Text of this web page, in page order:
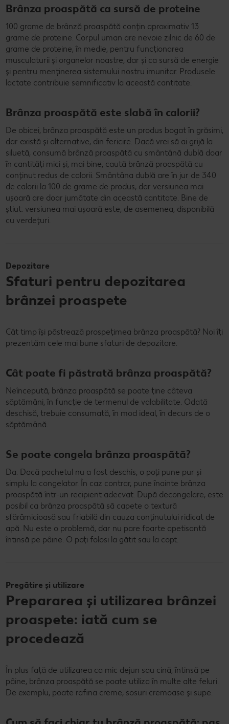
Brânza proaspătă ca sursă de proteine
100 grame de brânză proaspătă conțin aproximativ 13
grame de proteine. Corpul uman are nevoie zilnic de 60 de
grame de proteine, în medie, pentru funcționarea
musculaturii și organelor noastre, dar și ca sursă de energie
și pentru menținerea sistemului nostru imunitar. Produsele
lactate contribuie semnificativ la această cantitate.
Brânza proaspătă este slabă în calorii?
De obicei, brânza proaspătă este un produs bogat în grăsimi,
dar există și alternative, din fericire. Dacă vrei să ai grijă la
siluetă, consumă brânză proaspătă cu smântână dublă doar
în cantități mici și, mai bine, caută brânză proaspătă cu
conținut redus de calorii. Smântâna dublă are în jur de 340
de calorii la 100 de grame de produs, dar versiunea mai
ușoară are doar jumătate din această cantitate. Bine de
știut: versiunea mai ușoară este, de asemenea, disponibilă
cu verdețuri.
Depozitare
Sfaturi pentru depozitarea
brânzei proaspete
Cât timp își păstrează prospețimea brânza proaspătă? Noi îți
prezentăm cele mai bune sfaturi de depozitare.
Cât poate fi păstrată brânza proaspătă?
Neîncepută, brânza proaspătă se poate ține câteva
săptămâni, în funcție de termenul de valabilitate. Odată
deschisă, trebuie consumată, în mod ideal, în decurs de o
săptămână.
Se poate congela brânza proaspătă?
Da. Dacă pachetul nu a fost deschis, o poți pune pur și
simplu la congelator. În caz contrar, pune înainte brânza
proaspătă într-un recipient adecvat. După decongelare, este
posibil ca brânza proaspătă să capete o textură
sfărâmicioasă sau friabilă din cauza conținutului ridicat de
apă. Nu este o problemă, dar nu pare foarte apetisantă
întinsă pe pâine. O poți folosi la gătit sau la copt.
Pregătire și utilizare
Prepararea și utilizarea brânzei
proaspete: iată cum se
procedează
În plus față de utilizarea ca mic dejun sau cină, întinsă pe
pâine, brânza proaspătă se poate utiliza în multe alte feluri.
De exemplu, poate rafina creme, sosuri cremoase și supe.